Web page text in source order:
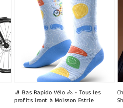
🧦 Bas Rapido Vélo 🚴 - Tous les
profits iront à Moisson Estrie